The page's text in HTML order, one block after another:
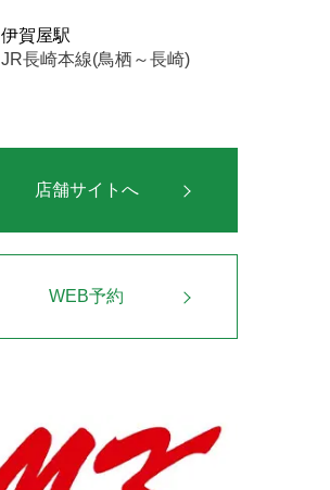
伊賀屋駅
JR長崎本線(鳥栖～長崎)
店舗サイトへ
WEB予約